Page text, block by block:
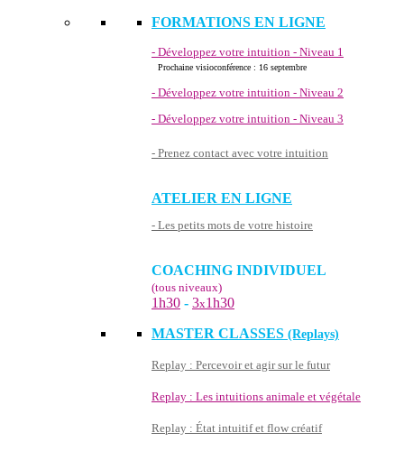
FORMATIONS EN LIGNE
- Développez votre intuition - Niveau 1
Prochaine visioconférence : 16 septembre
- Développez votre intuition - Niveau 2
- Développez votre intuition - Niveau 3
- Prenez contact avec votre intuition
ATELIER EN LIGNE
- Les petits mots de votre histoire
COACHING INDIVIDUEL
(tous niveaux)
1h30 - 3x1h30
MASTER CLASSES (Replays)
Replay : Percevoir et agir sur le futur
Replay : Les intuitions animale et végétale
Replay : État intuitif et flow créatif